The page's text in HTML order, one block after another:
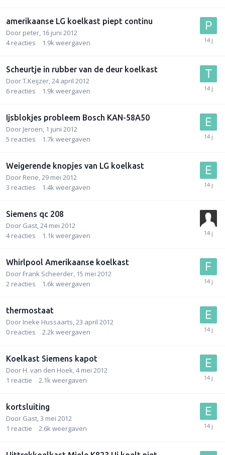
amerikaanse LG koelkast piept continu
Door peter 16 juni 2012
4 reacties 1.9k weergaven
Scheurtje in rubber van de deur koelkast
DoorT.Keijzer 24 april 2012
6 reacties 1.9k weergaven
Ijsblokjes probleem Bosch KAN-58A50
Door Jeroen 1 juni 2012
5 reacties 1.7k weergaven
Weigerende knopjes van LG koelkast
Door Rene 29 mei 2012
3 reacties 1.4k weergaven
Siemens qc 208
Door Gast 24 mei 2012
4 reacties 1.1k weergaven
Whirlpool Amerikaanse koelkast
Door Frank Scheerder 15 mei 2012
2 reacties 1.6k weergaven
thermostaat
Door Ineke Hussaarts 23 april 2012
0 reacties 2.2k weergaven
Koelkast Siemens kapot
Door H. van den Hoek 4 mei 2012
1 reactie 2.1k weergaven
kortsluiting
Door Gast 3 mei 2012
1 reactie 2.6k weergaven